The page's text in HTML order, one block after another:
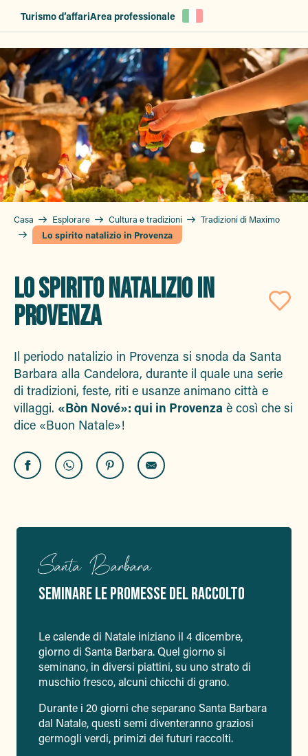
principal
Turismo d’affariArea professionale
Casa Esplorare Cultura e tradizioni
Tradizioni di Maximo
Lo spirito natalizio in Provenza
LO SPIRITO NATALIZIO IN
PROVENZA
Il periodo natalizio in Provenza si snoda da Santa
Barbara alla Candelora, durante il quale una serie
di tradizioni, feste, riti e usanze animano città e
villaggi. «Bòn Nové»: qui in Provenza è così che si
dice «Buon Natale»!
Santa Barbara
SEMINARE LE PROMESSE DEL RACCOLTO
Le calende di Natale iniziano il 4 dicembre,
giorno di Santa Barbara. Quel giorno si
seminano, in diversi piattini, su uno strato di
muschio fresco, alcuni chicchi di grano.
Durante i 20 giorni che separano Santa Barbara
dal Natale, questi semi diventeranno graziosi
germogli verdi, primizi dei futuri raccolti.